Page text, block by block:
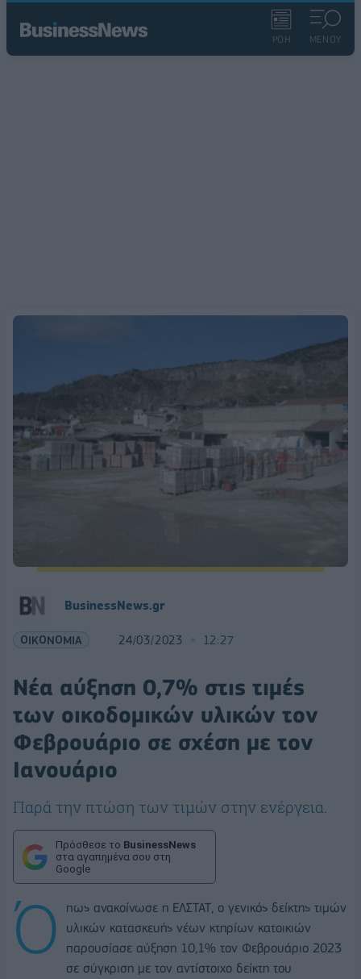
ΡΟΗ ΜΕΝΟΥ
BusinessNews.gr
ΟΙΚΟΝΟΜΙΑ 24/03/2023 12:27
Νέα αύξηση 0,7% στις τιμές
των οικοδομικών υλικών τον
Φεβρουάριο σε σχέση με τον
Ιανουάριο
Παρά την πτώση των τιμών στην ενέργεια.
Πρόσθεσε το BusinessNews
στα αγαπημένα σου στη
Google
Ό
πως ανακοίνωσε η ΕΛΣΤΑΤ, ο γενικός δείκτης τιμών
υλικών κατασκευής νέων κτηρίων κατοικιών
παρουσίασε αύξηση 10,1% τον Φεβρουάριο 2023
σε σύγκριση με τον αντίστοιχο δείκτη του